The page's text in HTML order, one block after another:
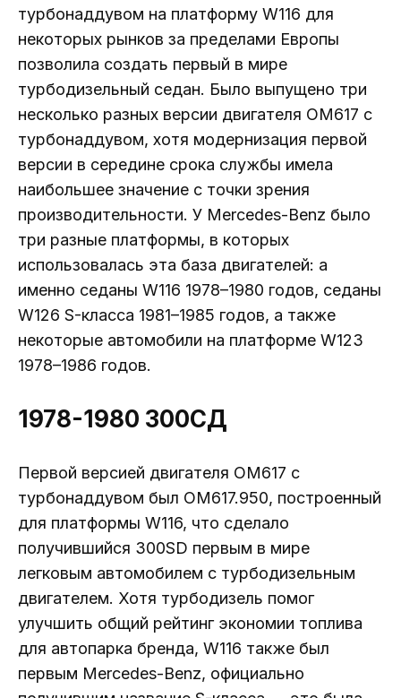
турбонаддувом на платформу W116 для
некоторых рынков за пределами Европы
позволила создать первый в мире
турбодизельный седан. Было выпущено три
несколько разных версии двигателя OM617 с
турбонаддувом, хотя модернизация первой
версии в середине срока службы имела
наибольшее значение с точки зрения
производительности. У Mercedes-Benz было
три разные платформы, в которых
использовалась эта база двигателей: а
именно седаны W116 1978–1980 годов, седаны
W126 S-класса 1981–1985 годов, а также
некоторые автомобили на платформе W123
1978–1986 годов.
1978-1980 300СД
Первой версией двигателя OM617 с
турбонаддувом был OM617.950, построенный
для платформы W116, что сделало
получившийся 300SD первым в мире
легковым автомобилем с турбодизельным
двигателем. Хотя турбодизель помог
улучшить общий рейтинг экономии топлива
для автопарка бренда, W116 также был
первым Mercedes-Benz, официально